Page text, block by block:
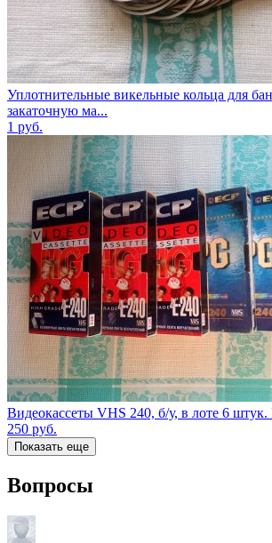
Уплотнительные викельные кольца для
закаточную ма...
1 руб.
Видеокассеты VHS 240, б/у, в лоте 6 штук.
250 руб.
Показать еще
Вопросы